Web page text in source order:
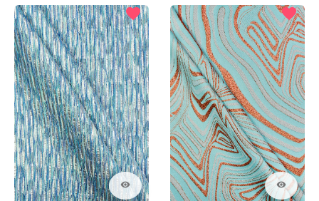
visibility
favorite
visibility
favorite